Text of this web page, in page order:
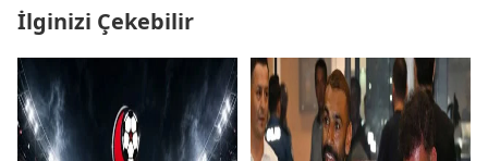
İlginizi Çekebilir